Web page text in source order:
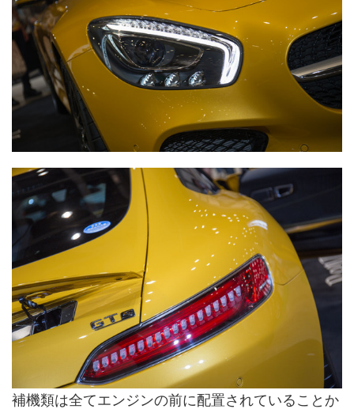
補機類は全てエンジンの前に配置されていることか